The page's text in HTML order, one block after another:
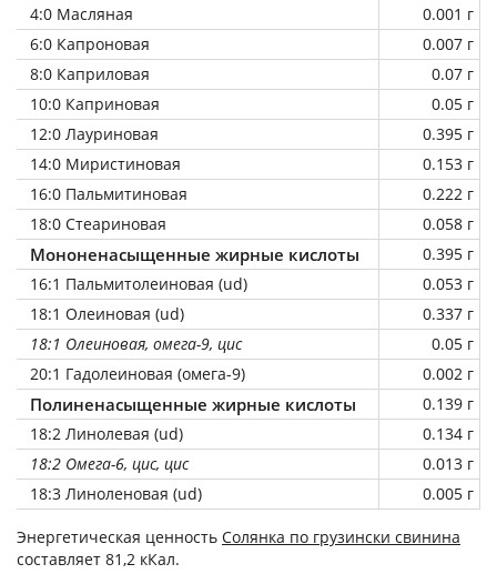
4:0 Масляная
0.001 г
6:0 Капроновая
0.007 г
8:0 Каприловая
0.07 г
10:0 Каприновая
0.05 г
12:0 Лауриновая
0.395 г
14:0 Миристиновая
0.153 г
16:0 Пальмитиновая
0.222 г
18:0 Стеариновая
0.058 г
Мононенасыщенные жирные кислоты
0.395 г
16:1 Пальмитолеиновая (ud)
0.053 г
18:1 Олеиновая (ud)
0.337 г
18:1 Олеиновая, омега-9, цис
0.05 г
20:1 Гадолеиновая (омега-9)
0.002 г
Полиненасыщенные жирные кислоты
0.139 г
18:2 Линолевая (ud)
0.134 г
18:2 Омега-6, цис, цис
0.013 г
18:3 Линоленовая (ud)
0.005 г
Энергетическая ценность Солянка по грузински свинина
составляет 81,2 кКал.